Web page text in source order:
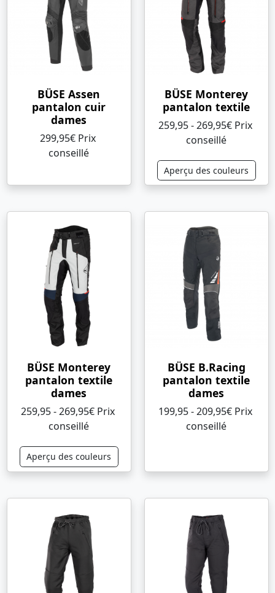
BÜSE Assen
pantalon cuir
dames
299,95€ Prix ​​
conseillé
BÜSE Monterey
pantalon textile
259,95 - 269,95€ Prix ​​
conseillé
Aperçu des couleurs
BÜSE Monterey
pantalon textile
dames
259,95 - 269,95€ Prix ​​
conseillé
Aperçu des couleurs
BÜSE B.Racing
pantalon textile
dames
199,95 - 209,95€ Prix ​​
conseillé